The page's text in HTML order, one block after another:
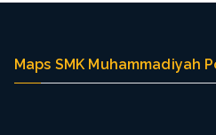
Maps SMK Muhammadiyah